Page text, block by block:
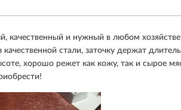
качественный и нужный в любом
качественной стали, заточку держат
хорошо режет как кожу, так и сырое